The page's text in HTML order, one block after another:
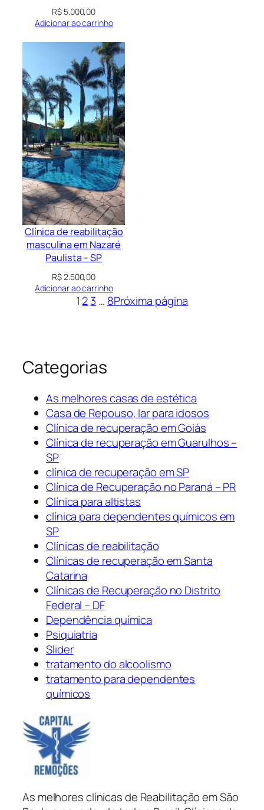
R$ 5.000,00
Adicionar ao carrinho
Clínica de reabilitação
masculina em Nazaré
Paulista – SP
R$2.500,00
Adicionar ao carrinho
1 23 … 8Próxima página
Categorias
As melhores casas de estética
Casa de Repouso, lar para idosos
Clínica de recuperação em Goiás
Clínica de recuperação em Guarulhos –
SP
clínica de recuperação em SP
Clínica de Recuperação no Paraná – PR
Clínica para altistas
clínica para dependentes químicos em
SP
Clínicas de reabilitação
Clínicas de recuperação em Santa
Catarina
Clínicas de Recuperação no Distrito
Federal – DF
Dependência química
Psiquiatria
Slider
tratamento do alcoolismo
tratamento para dependentes
químicos
As melhores clínicas de Reabilitação em São